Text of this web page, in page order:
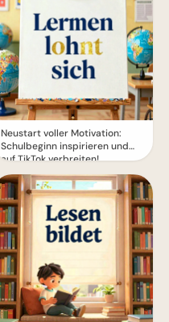
Neustart voller Motivation:
Schulbeginn inspirieren und
auf TikTok verbreiten!